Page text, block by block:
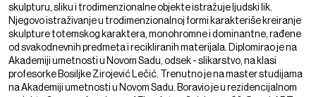
skulpturu, sliku i trodimenzionalne objekte istražuje ljudski lik.
Njegovo istraživanje u trodimenzionalnoj formi karakteriše kreiranje
skulpture totemskog karaktera, monohromne i dominantne, rađene
od svakodnevnih predmeta i recikliranih materijala. Diplomirao je na
Akademiji umetnosti u Novom Sadu, odsek - slikarstvo, na klasi
profesorke Bosiljke Zirojević Lečić. Trenutno je na master studijama
na Akademiji umetnosti u Novom Sadu. Boravio je u rezidencijalnom